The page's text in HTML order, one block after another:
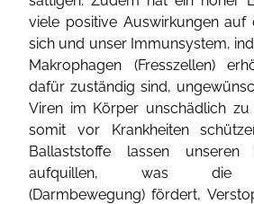
viele positive Auswirkungen auf
sich und unser Immunsystem,
Makrophagen (Fresszellen)
dafür zuständig sind,
Viren im Körper unschädlich
somit vor Krankheiten
Ballaststoffe lassen
aufquillen, was die
(Darmbewegung) fördert,